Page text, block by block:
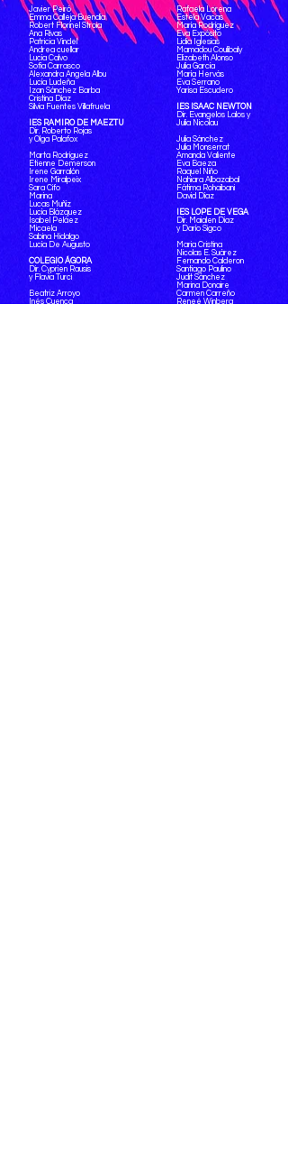
Javier Peiró
Emma Calleja Buendía
Robert Florinel Stroia
Ana Rivas
Patricia Vindel
Andrea cuellar
Lucía Calvo
Sofía Carrasco
Alexandra Angela Albu
Lucía Ludeña
Izan Sánchez Barba
Cristina Díaz
Silvia Fuentes Villafruela
IES RAMIRO DE MAEZTU
Dir. Roberto Rojas
y Olga Palafox
Marta Rodríguez
Etienne Demerson
Irene Garralón
Irene Miralpeix
Sara Cifo
Marina
Lucas Muñíz
Lucía Blázquez
Isabel Peláez
Micaela
Sabina Hidalgo
Lucía De Augusto
COLEGIO ÁGORA
Dir. Cyprien Rausis
y Flavia Turci
Beatriz Arroyo
Inés Cuenca
Rafaela Lorena
Estela Vacas
María Rodríguez
Eva Expósito
Lidia Iglesias
Mamadou Coulibaly
Elizabeth Alonso
Julia García
María Hervás
Eva Serrano
Yarisa Escudero
IES ISAAC NEWTON
Dir. Evangelos Lalos y
Julia Nicolau
Julia Sánchez
Julia Monserrat
Amanda Valiente
Eva Baeza
Raquel Niño
Nahiara Albazabal
Fátima Rohaibani
David Díaz
IES LOPE DE VEGA
Dir. Maialen Diaz
y Darío Sigco
Maria Cristina
Nicolas E. Suárez
Fernando Calderon
Santiago Paulino
Judit Sánchez
Marina Donaire
Carmen Carreño
Reneé Winberg